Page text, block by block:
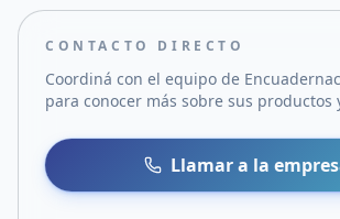
CONTACTO DIRECTO
Coordiná con el equipo de
para conocer más sobre sus productos
Llamar a la